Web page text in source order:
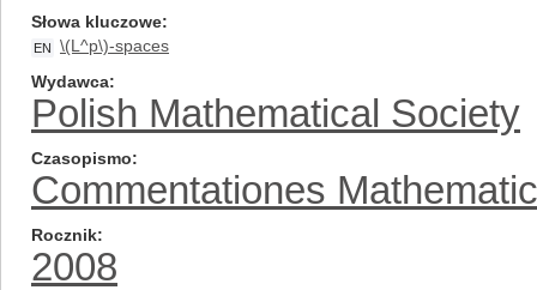
Słowa kluczowe
EN
\(L^p\)-spaces
Wydawca
Polish Mathematical Society
Czasopismo
Commentationes
Rocznik
2008